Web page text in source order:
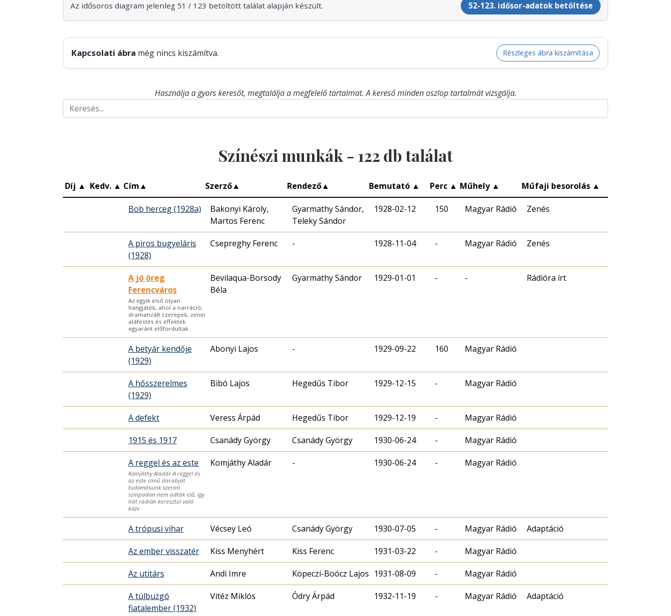
Az idősoros diagram jelenleg 51 / 123 betöltött találat alapján készült. 52-123. idősor-adatok betöltése
Kapcsolati ábra még nincs kiszámítva. Részleges ábra kiszámítása
Használja a gyors keresőt, megtalálja a megfelelő tartalmat. A kereső minden oszlop tartalmát vizsgálja.
Színészi munkák - 122 db találat
Díj ▲ Kedv. ▲ Cím▲ Szerző▲ Rendező▲ Bemutató ▲ Perc ▲ Műhely ▲ Műfaji besorolás ▲
Bob herceg (1928a)
Bakonyi Károly,
Martos Ferenc
Gyarmathy Sándor,
Teleky Sándor
1928-02-12 150 Magyar Rádió Zenés
A piros bugyeláris
(1928)
Csepreghy Ferenc - 1928-11-04 - Magyar Rádió Zenés
A jó öreg
Ferencváros
Az egyik első olyan
hangjáték, ahol a narráció,
dramatizált szerepek, zenei
aláfestés és effektek
egyaránt előfordultak.
Bevilaqua-Borsody
Béla
Gyarmathy Sándor 1929-01-01 - - Rádióra írt
A betyár kendője
(1929)
Abonyi Lajos - 1929-09-22 160 Magyar Rádió
A hősszerelmes
(1929)
Bibó Lajos Hegedűs Tibor 1929-12-15 - Magyar Rádió
A defekt Veress Árpád Hegedűs Tibor 1929-12-19 - Magyar Rádió
1915 és 1917 Csanády György Csanády György 1930-06-24 - Magyar Rádió
A reggel és az este
Komjáthy Aladár A reggel és
az este című darabját
tudomásunk szerint
színpadon nem adták elő, így
hát rádión keresztül való
közv
Komjáthy Aladár - 1930-06-24 - Magyar Rádió
A trópusi vihar Vécsey Leó Csanády György 1930-07-05 - Magyar Rádió Adaptáció
Az ember visszatér Kiss Menyhért Kiss Ferenc 1931-03-22 - Magyar Rádió
Az utitárs Andi Imre Köpeczi-Boócz Lajos 1931-08-09 - Magyar Rádió
A túlbuzgó
fiatalember (1932)
Vitéz Miklós Ódry Árpád 1932-11-19 - Magyar Rádió Adaptáció